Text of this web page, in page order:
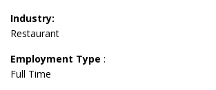
Industry:
Restaurant
Employment Type :
Full Time